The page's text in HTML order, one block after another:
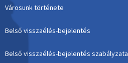
Városunk története
Belső visszaélés-bejelentés
Belső visszaélés-bejelentés szabályzata